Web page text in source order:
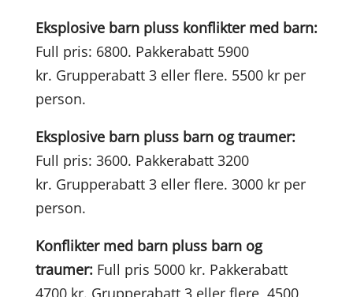
Eksplosive barn pluss konflikter med barn:
Full pris: 6800. Pakkerabatt 5900
kr. Grupperabatt 3 eller flere. 5500 kr per
person.
Eksplosive barn pluss barn og traumer:
Full pris: 3600. Pakkerabatt 3200
kr. Grupperabatt 3 eller flere. 3000 kr per
person.
Konflikter med barn pluss barn og
traumer:Full pris 5000 kr. Pakkerabatt
4700 kr. Grupperabatt 3 eller flere, 4500